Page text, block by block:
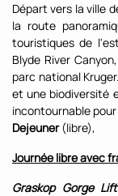
Départ vers la ville
la route
touristiques de
Blyde River
parc national
et une biodiversité
incontournable
Dejeuner(libre),
Journée libre avec
Graskop Gorge